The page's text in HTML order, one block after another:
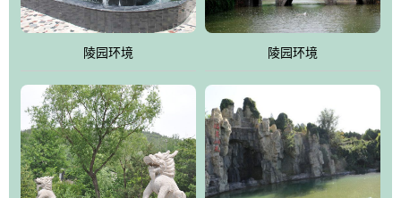
陵园环境 陵园环境